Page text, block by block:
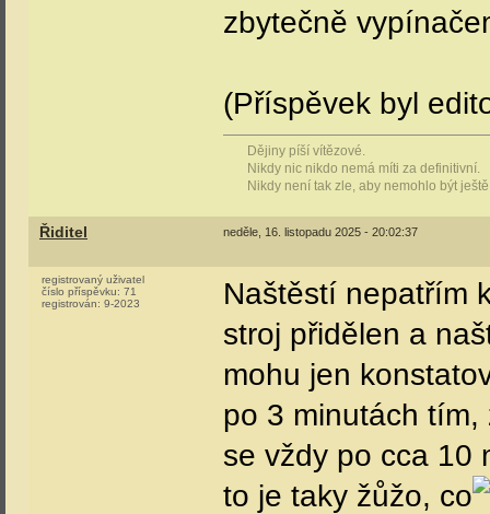
zbytečně
(Příspěvek byl
Dějiny píší vítězové.
Nikdy nic nikdo nemá míti za definitivní.
Nikdy není tak zle, aby nemohlo být
Řiditel neděle, 16. listopadu 2025 - 20:02:37
registrovaný uživatel
číslo příspěvku: 71
registrován: 9-2023
Naštěstí nepatřím
stroj přidělen a
mohu jen
po 3 minutách
se vždy po cca 10
to je taky žůžo, co